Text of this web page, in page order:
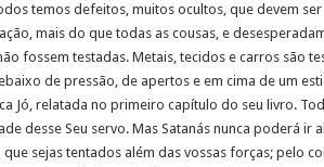
temos defeitos, muitos ocultos, que devem
mais do que todas as cousas, e
fossem testadas. Metais, tecidos e carros são
de pressão, de apertos e em cima de um
Jó, relatada no primeiro capítulo do seu livro.
desse Seu servo. Mas Satanás nunca poderá ir
sejas tentados além das vossas forças; pelo